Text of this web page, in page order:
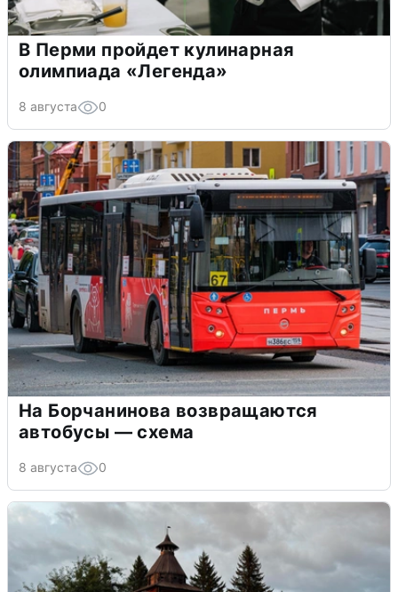
В Перми пройдет кулинарная
олимпиада «Легенда»
8 августа 0
На Борчанинова возвращаются
автобусы — схема
8 августа 0